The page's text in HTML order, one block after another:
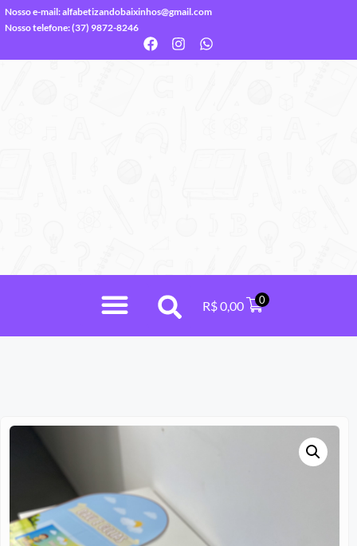
Nosso e-mail:alfabetizandobaixinhos@gmail.com
Nosso telefone: (37) 9872-8246
R$0,00 0